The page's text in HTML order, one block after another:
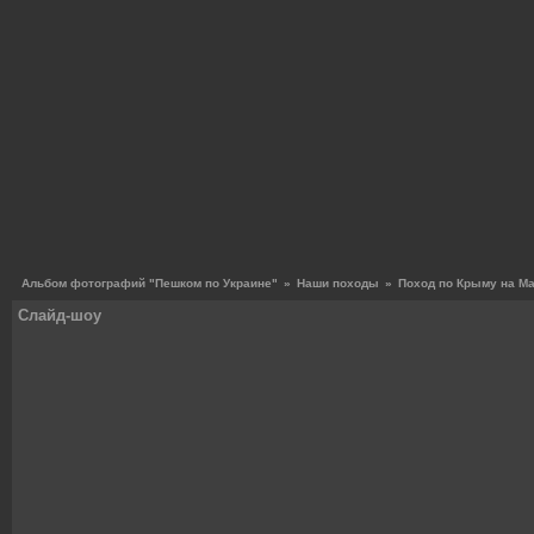
Альбом фотографий "Пешком по Украине" » Наши походы » Поход по Крыму на
Слайд-шоу